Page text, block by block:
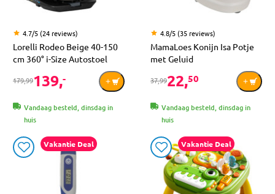
4.7/5 (24 reviews)
Lorelli Rodeo Beige 40-150
cm 360° i-Size Autostoel
179,99139,-
Vandaag besteld, dinsdag in
huis
4.8/5 (35 reviews)
MamaLoes Konijn Isa Potje
met Geluid
37,9922,50
Vandaag besteld, dinsdag in
huis
Vakantie Deal Vakantie Deal